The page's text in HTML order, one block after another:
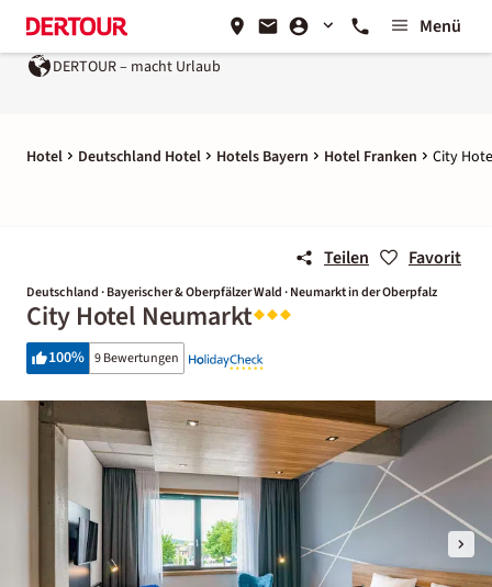
Menü
DERTOUR – macht Urlaub
Hotel Deutschland Hotel Hotels Bayern Hotel Franken City
Teilen Favorit
Deutschland · Bayerischer & Oberpfälzer Wald · Neumarkt in der Oberpfalz
City Hotel Neumarkt
100% 9 Bewertungen